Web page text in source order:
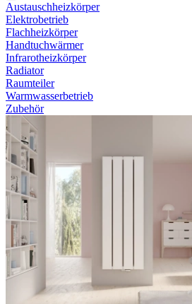
Austauschheizkörper
Elektrobetrieb
Flachheizkörper
Handtuchwärmer
Infrarotheizkörper
Radiator
Raumteiler
Warmwasserbetrieb
Zubehör